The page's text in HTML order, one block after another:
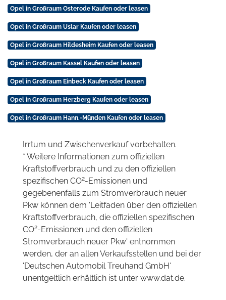
Opel in Großraum Osterode Kaufen oder leasen
Opel in Großraum Uslar Kaufen oder leasen
Opel in Großraum Hildesheim Kaufen oder leasen
Opel in Großraum Kassel Kaufen oder leasen
Opel in Großraum Einbeck Kaufen oder leasen
Opel in Großraum Herzberg Kaufen oder leasen
Opel in Großraum Hann.-Münden Kaufen oder leasen
Irrtum und Zwischenverkauf vorbehalten.
* Weitere Informationen zum offiziellen
Kraftstoffverbrauch und zu den offiziellen
spezifischen CO2-Emissionen und
gegebenenfalls zum Stromverbrauch neuer
Pkw können dem 'Leitfaden über den offiziellen
Kraftstoffverbrauch, die offiziellen spezifischen
CO2-Emissionen und den offiziellen
Stromverbrauch neuer Pkw' entnommen
werden, der an allen Verkaufsstellen und bei der
'Deutschen Automobil Treuhand GmbH'
unentgeltlich erhältlich ist unter www.dat.de.